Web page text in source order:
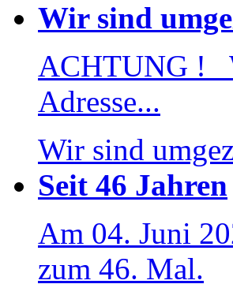
Wir sind
ACHTUNG !
Adresse...
Wir sind
Seit 46 Jahren
Am 04. Juni
zum 46. Mal.